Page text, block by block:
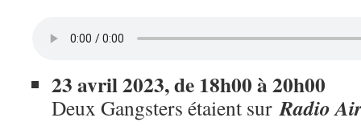
23 avril 2023, de 18h00 à 20h00
Deux Gangsters étaient surRadio